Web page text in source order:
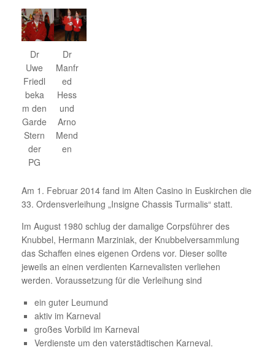
Dr
Uwe
Friedl
beka
m den
Garde
Stern
der
PG
Dr
Manfr
ed
Hess
und
Arno
Mend
en
Am 1. Februar 2014 fand im Alten Casino in Euskirchen die
33. Ordensverleihung „Insigne Chassis Turmalis“ statt.
Im August 1980 schlug der damalige Corpsführer des
Knubbel, Hermann Marziniak, der Knubbelversammlung
das Schaffen eines eigenen Ordens vor. Dieser sollte
jeweils an einen verdienten Karnevalisten verliehen
werden. Voraussetzung für die Verleihung sind
ein guter Leumund
aktiv im Karneval
großes Vorbild im Karneval
Verdienste um den vaterstädtischen Karneval.